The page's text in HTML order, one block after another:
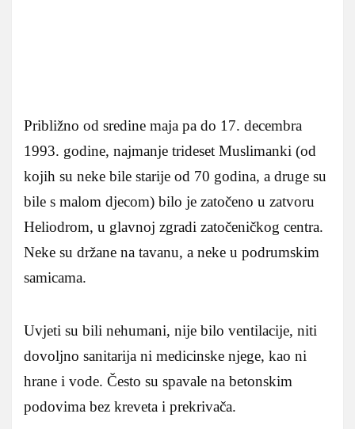
Približno od sredine maja pa do 17. decembra
1993. godine, najmanje trideset Muslimanki (od
kojih su neke bile starije od 70 godina, a druge su
bile s malom djecom) bilo je zatočeno u zatvoru
Heliodrom, u glavnoj zgradi zatočeničkog centra.
Neke su držane na tavanu, a neke u podrumskim
samicama.
Uvjeti su bili nehumani, nije bilo ventilacije, niti
dovoljno sanitarija ni medicinske njege, kao ni
hrane i vode. Često su spavale na betonskim
podovima bez kreveta i prekrivača.